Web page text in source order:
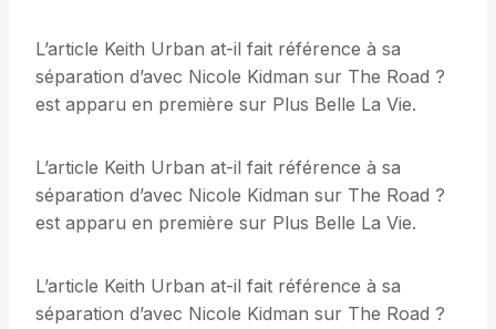
L’article Keith Urban at-il fait référence à sa
séparation d’avec Nicole Kidman sur The Road ?
est apparu en première sur Plus Belle La Vie.
L’article Keith Urban at-il fait référence à sa
séparation d’avec Nicole Kidman sur The Road ?
est apparu en première sur Plus Belle La Vie.
L’article Keith Urban at-il fait référence à sa
séparation d’avec Nicole Kidman sur The Road ?